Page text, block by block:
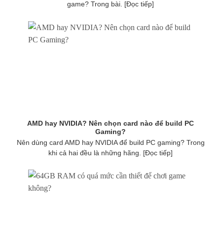
game? Trong bài. [Đọc tiếp]
AMD hay NVIDIA? Nên chọn card nào để build PC
Gaming?
Nên dùng card AMD hay NVIDIA để build PC gaming? Trong
khi cả hai đều là những hãng. [Đọc tiếp]